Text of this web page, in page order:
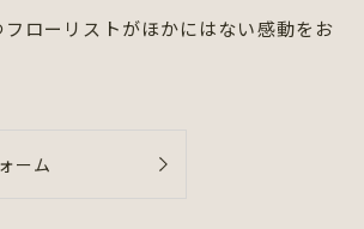
ローリストがほかにはない感動をお
ーム